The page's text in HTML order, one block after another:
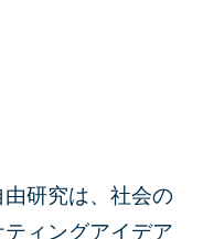
由研究は、社会の
ィングアイデア